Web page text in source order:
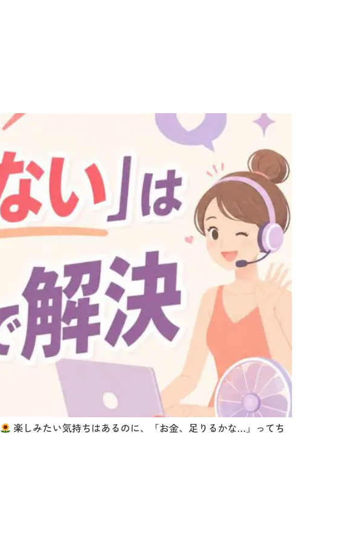
楽しみたい気持ちはあるのに、「お金、足りるかな…」ってち